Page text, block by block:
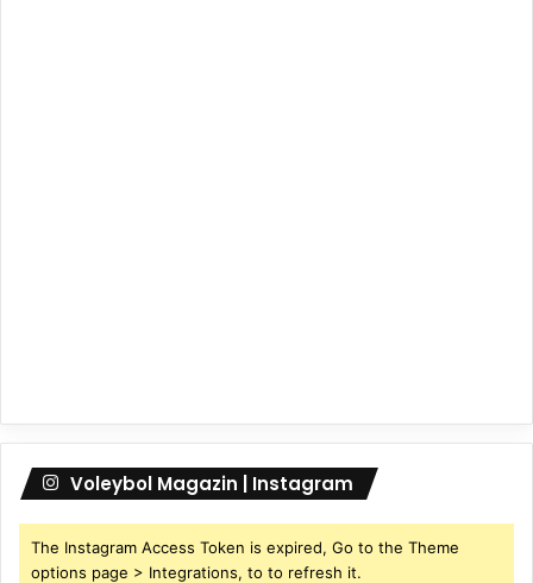
Voleybol Magazin | Instagram
The Instagram Access Token is expired, Go to the Theme
options page > Integrations, to to refresh it.